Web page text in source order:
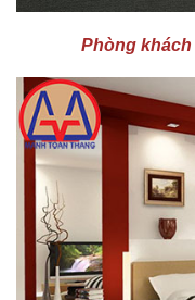
Phòng khách